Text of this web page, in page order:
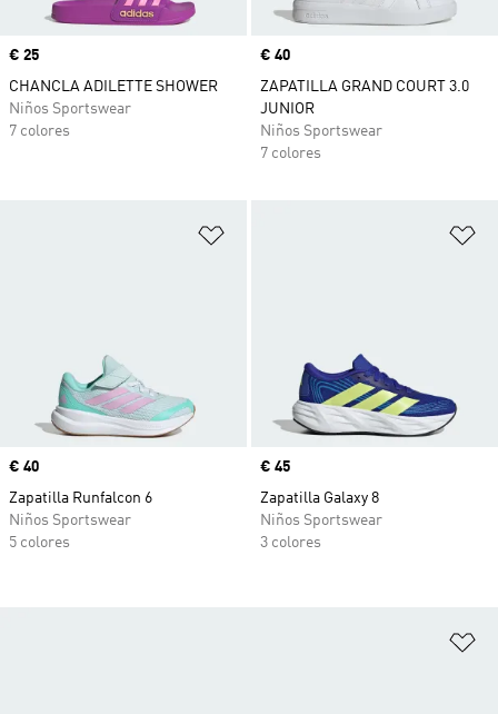
Precio
€ 25
CHANCLA ADILETTE SHOWER
Niños Sportswear
7 colores
Precio
€ 40
ZAPATILLA GRAND COURT 3.0
JUNIOR
Niños Sportswear
7 colores
Precio
€ 40
Zapatilla Runfalcon 6
Niños Sportswear
5 colores
Precio
€ 45
Zapatilla Galaxy 8
Niños Sportswear
3 colores